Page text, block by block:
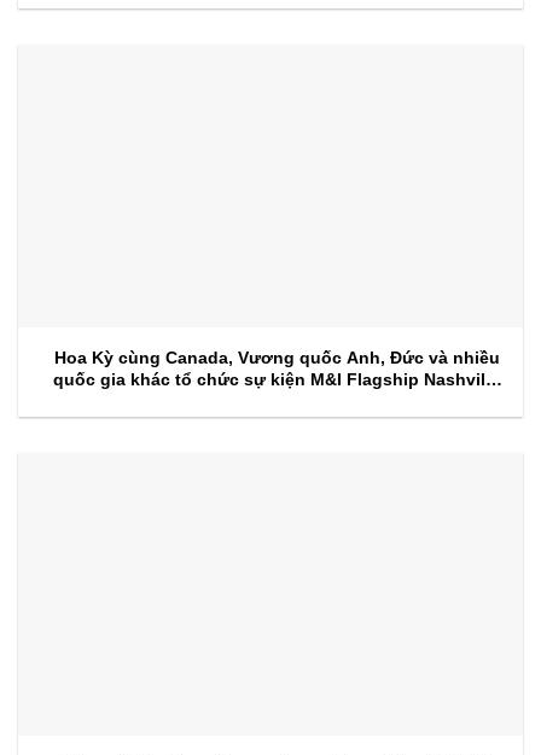
Hoa Kỳ cùng Canada, Vương quốc Anh, Đức và nhiều
quốc gia khác tổ chức sự kiện M&I Flagship Nashville